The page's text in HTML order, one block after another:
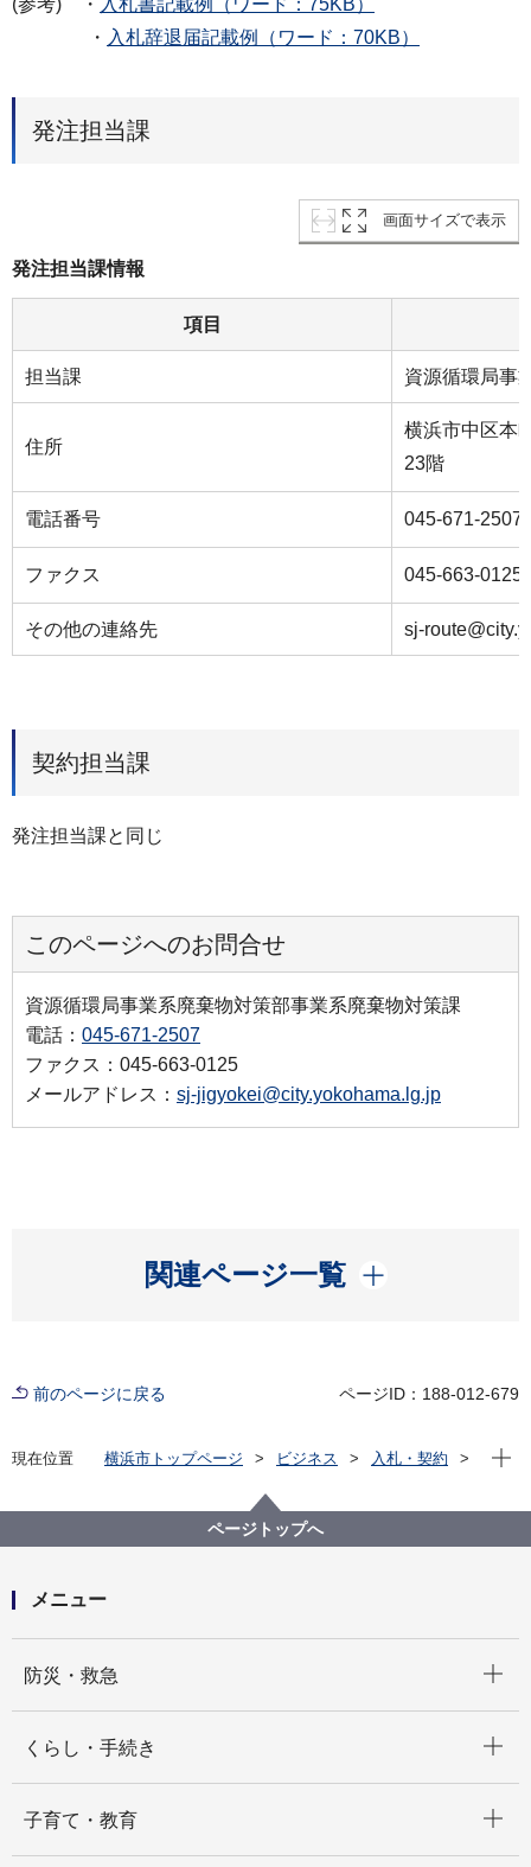
・ 入札辞退届記載例（ワード：70KB）
発注担当課
画面サイズで表示
発注担当課情報
項目
担当課 資源循環局事
住所
横浜市中区本
23階
電話番号 045-671-2507
ファクス 045-663-0125
その他の連絡先 sj-
契約担当課
発注担当課と同じ
このページへのお問合せ
資源循環局事業系廃棄物対策部事業系廃棄物対策課
電話： 045-671-2507
ファクス：045-663-0125
メールアドレス： sj-jigyokei@city.yokohama.lg.jp
関連ページ一覧
開く
前のページに戻る ページID：188-012-679
現在位置 横浜市トップページ ビジネス
入札・契約
【入札結果掲載】【一般競争入札】本市施設資源物
（古紙）上半期収集運搬資源化業務委託（第５ブロッ
現在
ページトップへ
メニュー
防災・救急
くらし・手続き
子育て・教育